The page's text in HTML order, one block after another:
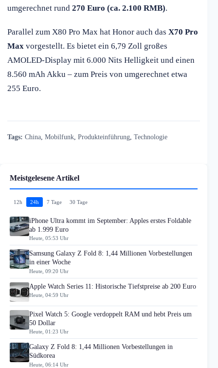
umgerechnet rund 270 Euro (ca. 2.100 RMB).
Parallel zum X80 Pro Max hat Honor auch das X70 Pro
Max vorgestellt. Es bietet ein 6,79 Zoll großes
AMOLED-Display mit 6.000 Nits Helligkeit und einen
8.560 mAh Akku – zum Preis von umgerechnet etwa
255 Euro.
Tags: China Mobilfunk Produkteinführung Technologie
Meistgelesene Artikel
12h 24h 7 Tage 30 Tage
iPhone Ultra kommt im September: Apples erstes Foldable
ab 1.999 Euro
Heute, 05:53 Uhr
Samsung Galaxy Z Fold 8: 1,44 Millionen Vorbestellungen
in einer Woche
Heute, 09:20 Uhr
Apple Watch Series 11: Historische Tiefstpreise ab 200 Euro
Heute, 04:59 Uhr
Pixel Watch 5: Google verdoppelt RAM und hebt Preis um
50 Dollar
Heute, 01:23 Uhr
Galaxy Z Fold 8: 1,44 Millionen Vorbestellungen in
Südkorea
Heute, 06:14 Uhr